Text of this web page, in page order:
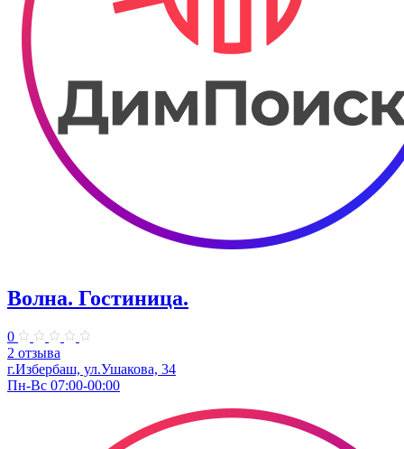
Волна. Гостиница.
0
2 отзыва
г.Избербаш, ул.Ушакова, 34
Пн-Вс 07:00-00:00